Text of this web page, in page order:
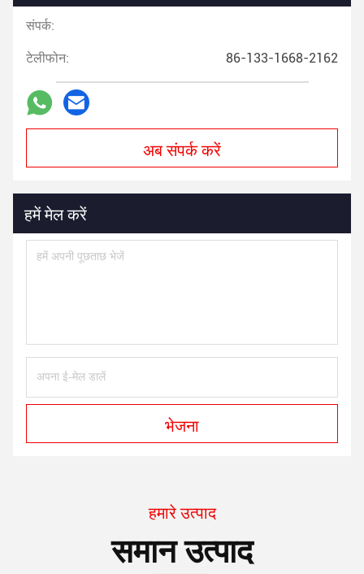
संपर्क:
टेलीफोन: 86-133-1668-2162
अब संपर्क करें
हमें मेल करें
भेजना
हमारे उत्पाद
समान उत्पाद